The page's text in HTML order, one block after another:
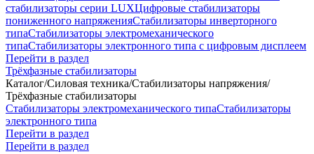
стабилизаторы серии LUXЦифровые стабилизаторы
пониженного напряженияСтабилизаторы инверторного
типаСтабилизаторы электромеханического
типаСтабилизаторы электронного типа с цифровым дисплеем
Перейти в раздел
Трёхфазные стабилизаторы
Каталог/Силовая техника/Стабилизаторы напряжения/
Трёхфазные стабилизаторы
Стабилизаторы электромеханического типаСтабилизаторы
электронного типа
Перейти в раздел
Перейти в раздел